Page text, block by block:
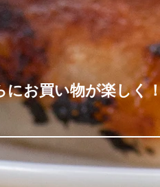
・配送はJP便
・送料 HP上部
沖縄県や離島
注意下さい！
・商品発送が
お米・柿・餅
たしますが、予
す。
・商品発送が出
農産物の取り
り商品としてお
送ることが出
お買い物が楽しく